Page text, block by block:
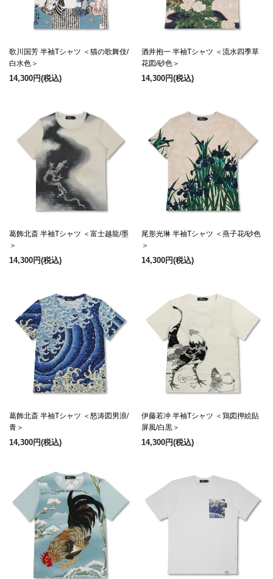
歌川国芳 半袖Tシャツ ＜猫の歌舞伎/
白水色＞
14,300円(税込)
酒井抱一 半袖Tシャツ ＜流水四季草
花図/砂色＞
14,300円(税込)
葛飾北斎 半袖Tシャツ ＜富士越龍/墨
＞
14,300円(税込)
尾形光琳 半袖Tシャツ ＜燕子花/砂色
＞
14,300円(税込)
葛飾北斎 半袖Tシャツ ＜怒涛図男浪/
青＞
14,300円(税込)
伊藤若冲 半袖Tシャツ ＜鶏図押絵貼
屏風/白黒＞
14,300円(税込)